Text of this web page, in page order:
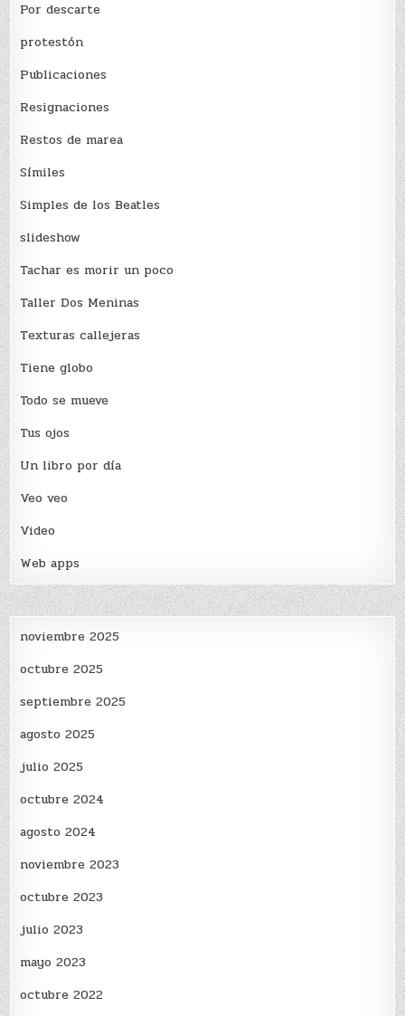
Por descarte
protestón
Publicaciones
Resignaciones
Restos de marea
Sí­miles
Simples de los Beatles
slideshow
Tachar es morir un poco
Taller Dos Meninas
Texturas callejeras
Tiene globo
Todo se mueve
Tus ojos
Un libro por día
Veo veo
Video
Web apps
noviembre 2025
octubre 2025
septiembre 2025
agosto 2025
julio 2025
octubre 2024
agosto 2024
noviembre 2023
octubre 2023
julio 2023
mayo 2023
octubre 2022